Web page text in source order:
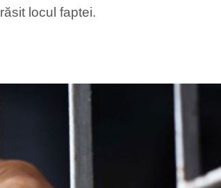
locul faptei.